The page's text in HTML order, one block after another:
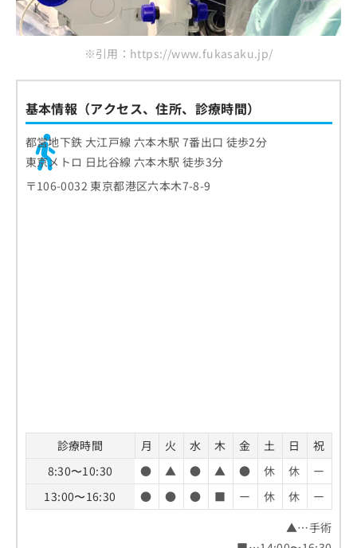
※引用：https://www.fukasaku.jp/
基本情報（アクセス、住所、診療時間）
都営地下鉄 大江戸線 六本木駅 7番出口 徒歩2分
東京メトロ 日比谷線 六本木駅 徒歩3分
〒106-0032 東京都港区六本木7-8-9
診療時間 月 火 水 木 金 土 日
祝
8:30〜10:30
● ▲ ● ▲ ● 休 休
ー
13:00〜16:30
● ● ● ■ ー 休 休
ー
▲…手術